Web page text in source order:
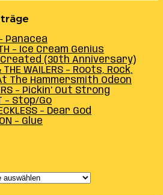
– Panacea
– Ice Cream Genius
(30th Anniversary)
THE WAILERS – Roots, Rock,
The Hammersmith Odeon
– Pickin’ Out Strong
– Stop/Go
– Dear God
– Glue